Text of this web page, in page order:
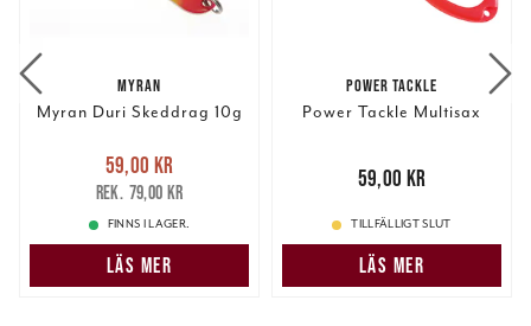
information från din enhet till de sociala medier och
Dessa kan i sin tur kombinera informationen med annan
information som du har tillhandahållit eller som de har
MYRAN
Myran Duri Skeddrag 10g
Nuvarande pris
59,00 krTidigare pris
79,00 kr
59,00 kr
79,00 kr
FINNS I LAGER.
LÄS MER
POWER TACKLE
Power Tackle Multisax
59,00 kr
59,00 kr
TILLFÄLLIGT SLUT
LÄS MER